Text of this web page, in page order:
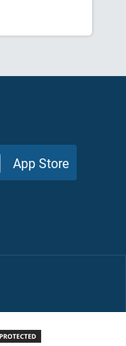
App Store